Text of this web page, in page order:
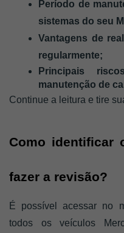
Período de
sistemas do seu
Vantagens de
regularmente;
Principais
manutenção de
Continue a leitura e tire
Como identificar
fazer a revisão?
É possível acessar no
todos os veículos